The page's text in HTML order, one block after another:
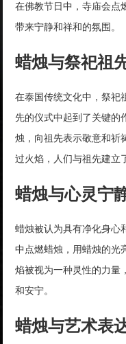
在佛教节日中，寺庙会点
带来宁静和祥和的氛围。
蜡烛与祭祀祖
在泰国传统文化中，祭祀
先的仪式中起到了关键的
烛，向祖先表示敬意和祈
过火焰，人们与祖先建立
蜡烛与心灵宁
蜡烛被认为具有净化身心
中点燃蜡烛，用蜡烛的光
焰被视为一种灵性的力量
和安宁。
蜡烛与艺术表